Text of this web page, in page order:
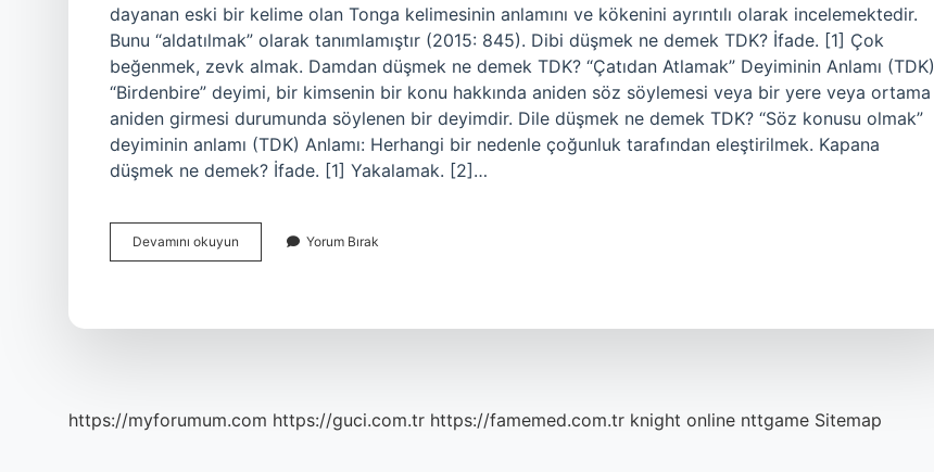
dayanan eski bir kelime olan Tonga kelimesinin anlamını ve kökenini ayrıntılı olarak incelemektedir.
Bunu “aldatılmak” olarak tanımlamıştır (2015: 845). Dibi düşmek ne demek TDK? İfade. [1] Çok
beğenmek, zevk almak. Damdan düşmek ne demek TDK? “Çatıdan Atlamak” Deyiminin Anlamı (TDK)
“Birdenbire” deyimi, bir kimsenin bir konu hakkında aniden söz söylemesi veya bir yere veya ortama
aniden girmesi durumunda söylenen bir deyimdir. Dile düşmek ne demek TDK? “Söz konusu olmak”
deyiminin anlamı (TDK) Anlamı: Herhangi bir nedenle çoğunluk tarafından eleştirilmek. Kapana
düşmek ne demek? İfade. [1] Yakalamak. [2]…
Devamını okuyun
Düşmek
Yorum Bırak
https://myforumum.com https://guci.com.tr https://famemed.com.tr knight online nttgame Sitemap